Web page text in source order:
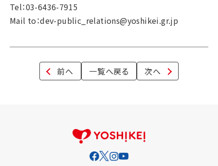
Tel：03-6436-7915
Mail to：dev-public_relations@yoshikei.gr.jp
前へ 一覧へ戻る 次へ